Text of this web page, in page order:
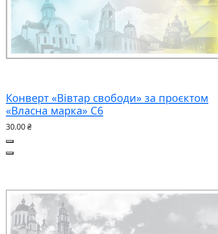
Конверт «Вівтар свободи» за проєктом
«Власна марка» C6
30.00 ₴